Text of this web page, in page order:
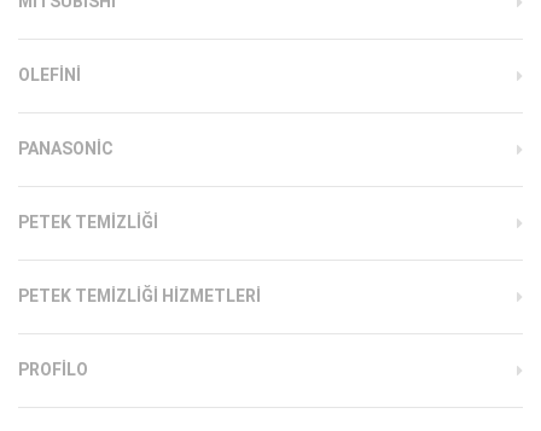
OLEFINI
PANASONIC
PETEK TEMIZLIĞI
PETEK TEMIZLIĞI HIZMETLERI
PROFILO